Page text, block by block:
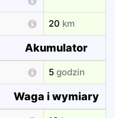
20 km
Akumulator
5 godzin
Waga i wymiary